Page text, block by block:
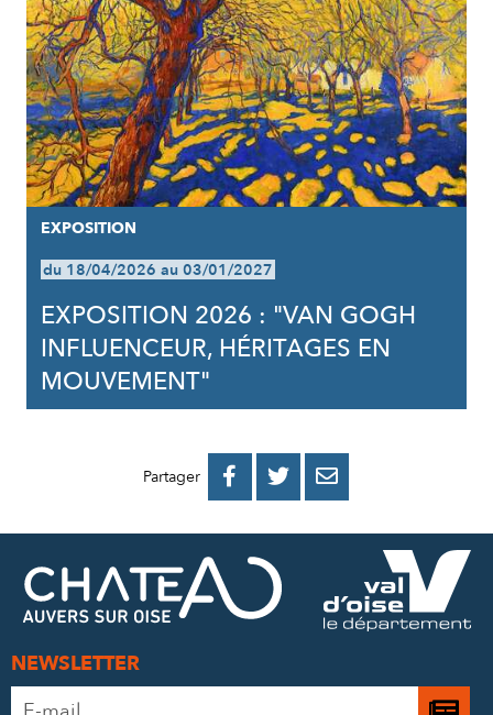
EXPOSITION
du 18/04/2026 au 03/01/2027
EXPOSITION 2026 : "VAN GOGH
INFLUENCEUR, HÉRITAGES EN
MOUVEMENT"
Partager 
PARTAGER
FACEBOOK
PARTAGER
PARTAGER
MAIL
NEWSLETTER
Adresse
